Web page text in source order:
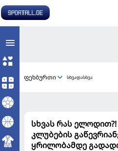
ფეხბურთი სხვადასხვა
სხვას რას
კლუბების
ყრილობამდე